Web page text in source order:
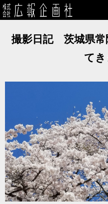
撮影日記 茨城県常
て